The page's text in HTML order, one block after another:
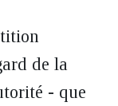
de la
- que